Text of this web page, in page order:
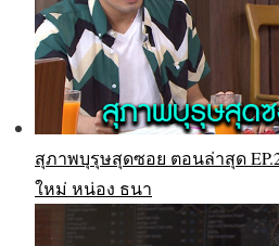
สุภาพบุรุษสุดซอย ตอนล่าสุด
ใหม่ หน่อง ธนา